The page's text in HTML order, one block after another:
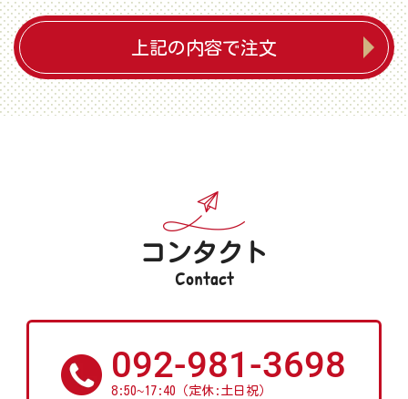
上記の内容で注文
コンタクト
Contact
092-981-3698
8:50~17:40（定休:土日祝）